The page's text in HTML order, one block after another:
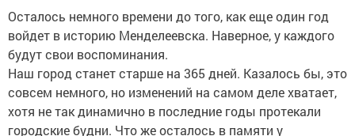
Осталось немного времени до того, как еще один год
войдет в историю Менделеевска. Наверное, у каждого
будут свои воспоминания.
Наш город станет старше на 365 дней. Казалось бы, это
совсем немного, но изменений на самом деле хватает,
хотя не так динамично в последние годы протекали
городские будни. Что же осталось в памяти у